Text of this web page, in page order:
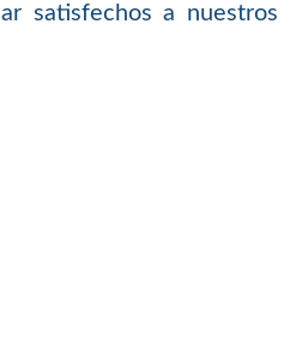
satisfechos a nuestros